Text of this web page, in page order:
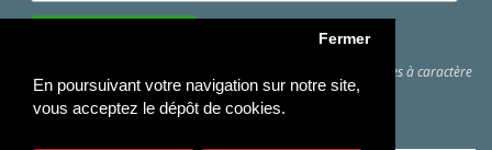
En poursuivant votre navigation sur notre site,
vous acceptez le dépôt de cookies.
Fermer
pour des informations sur les traitements de données à caractère
personnel